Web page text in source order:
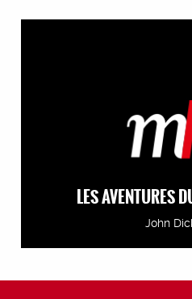
LES AVENTURES
John